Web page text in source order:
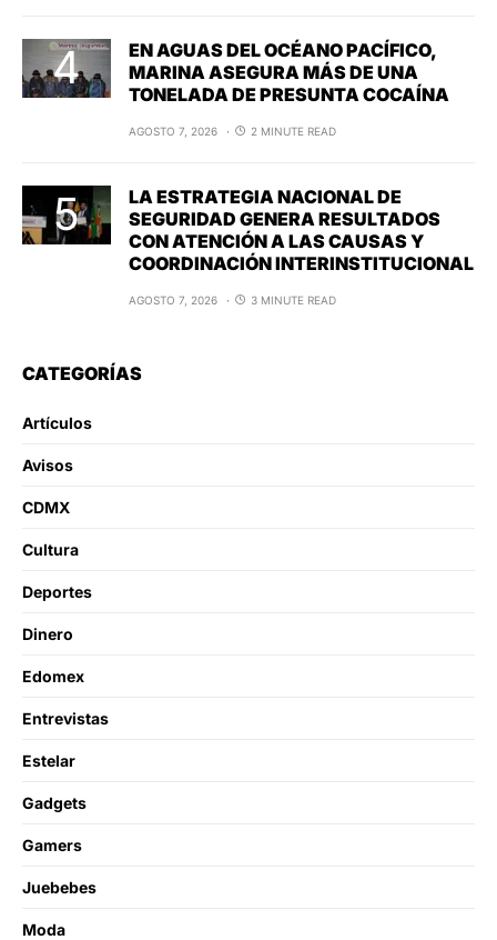
EN AGUAS DEL OCÉANO PACÍFICO,
MARINA ASEGURA MÁS DE UNA
TONELADA DE PRESUNTA COCAÍNA
AGOSTO 7, 2026 2 MINUTE READ
LA ESTRATEGIA NACIONAL DE
SEGURIDAD GENERA RESULTADOS
CON ATENCIÓN A LAS CAUSAS Y
COORDINACIÓN INTERINSTITUCIONAL
AGOSTO 7, 2026 3 MINUTE READ
CATEGORÍAS
Artículos
Avisos
CDMX
Cultura
Deportes
Dinero
Edomex
Entrevistas
Estelar
Gadgets
Gamers
Juebebes
Moda